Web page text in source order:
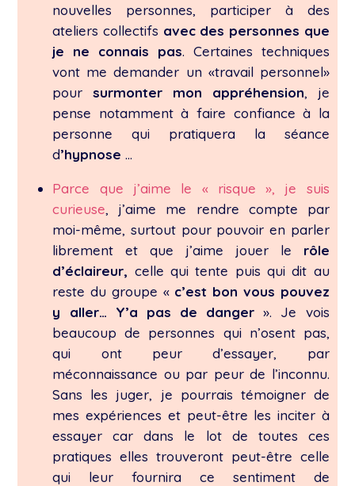
nouvelles personnes, participer à des
ateliers collectifs avec des personnes que
je ne connais pas. Certaines techniques
vont me demander un «travail personnel»
poursurmonter mon appréhension, je
pense notamment à faire confiance à la
personne qui pratiquera la séance
d’hypnose …
Parce que j’aime le « risque », je suis
curieuse, j’aime me rendre compte par
moi-même, surtout pour pouvoir en parler
librement et que j’aime jouer le rôle
d’éclaireur, celle qui tente puis qui dit au
reste du groupe «c’est bon vous pouvez
y aller… Y’a pas de danger ». Je vois
beaucoup de personnes qui n’osent pas,
qui ont peur d’essayer, par
méconnaissance ou par peur de l’inconnu.
Sans les juger, je pourrais témoigner de
mes expériences et peut-être les inciter à
essayer car dans le lot de toutes ces
pratiques elles trouveront peut-être celle
qui leur fournira ce sentiment de